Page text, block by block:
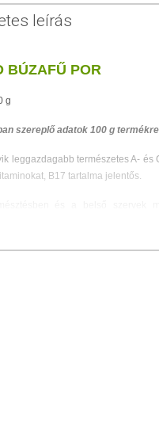
leírás
BÚZAFŰ POR
g
szereplő adatok 100 g
leggazdagabb természetes A-
B17 tartalma jelentős.
baktériumok és a hasznos